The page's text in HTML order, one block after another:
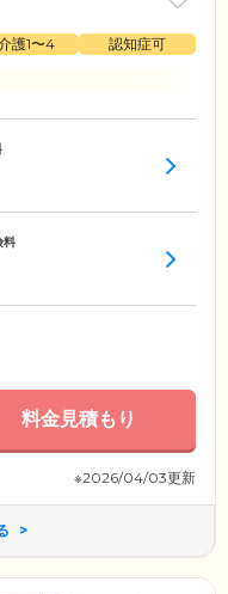
護1〜4
認知症可
料
料金見積もり
※2026/04/03更新